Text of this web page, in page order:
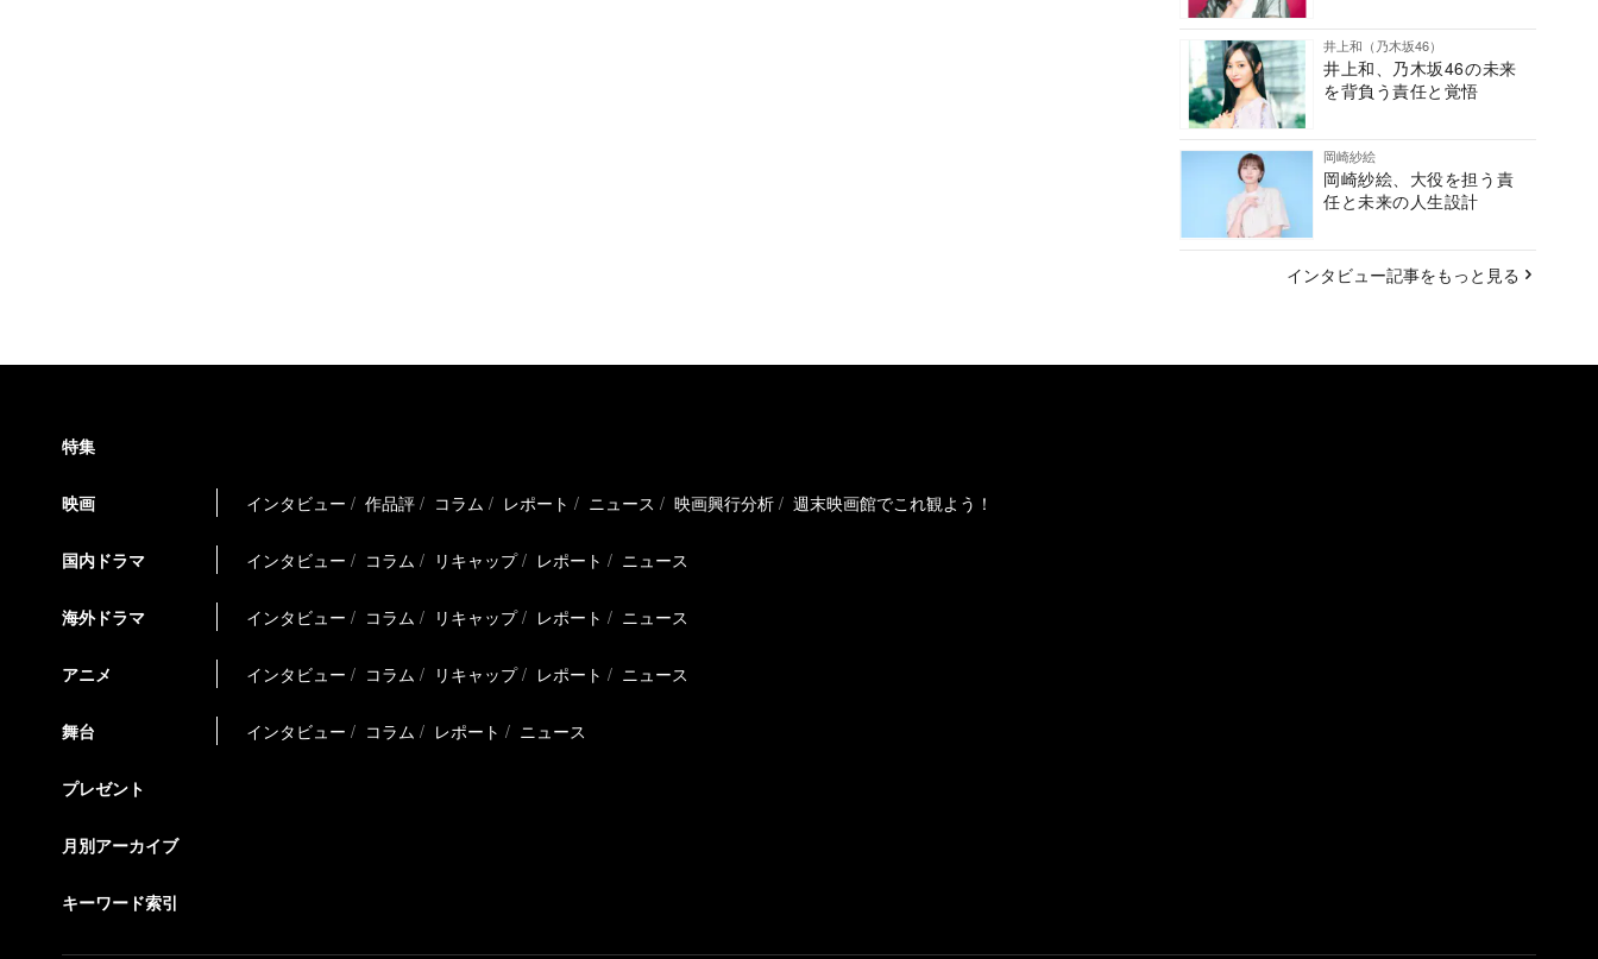
井上和（乃木坂46）
井上和、乃木坂46の未来
を背負う責任と覚悟
岡崎紗絵
岡崎紗絵、大役を担う責
任と未来の人生設計
インタビュー記事をもっと見る
特集
映画 インタビュー 作品評 コラム レポート ニュース 映画興行分析 週末映画館でこれ観よう！
国内ドラマ インタビュー コラム リキャップ レポート ニュース
海外ドラマ インタビュー コラム リキャップ レポート ニュース
アニメ インタビュー コラム リキャップ レポート ニュース
舞台 インタビュー コラム レポート ニュース
プレゼント
月別アーカイブ
キーワード索引